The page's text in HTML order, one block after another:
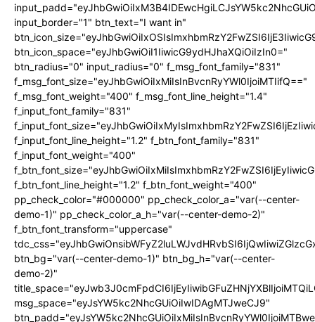
input_border="1" btn_text="I want in"
btn_icon_space="eyJhbGwiOiI1IiwicG9ydHJhaXQiOiIzIn0="
btn_radius="0" input_radius="0" f_msg_font_family="831"
f_msg_font_size="eyJhbGwiOiIxMiIsInBvcnRyYWl0IjoiMTIifQ=="
f_msg_font_weight="400" f_msg_font_line_height="1.4"
f_input_font_family="831"
f_input_font_line_height="1.2" f_btn_font_family="831"
f_input_font_weight="400"
f_btn_font_line_height="1.2" f_btn_font_weight="400"
pp_check_color="#000000" pp_check_color_a="var(--center-
demo-1)" pp_check_color_a_h="var(--center-demo-2)"
f_btn_font_transform="uppercase"
btn_bg="var(--center-demo-1)" btn_bg_h="var(--center-
demo-2)"
msg_space="eyJsYW5kc2NhcGUiOiIwIDAgMTJweCJ9"